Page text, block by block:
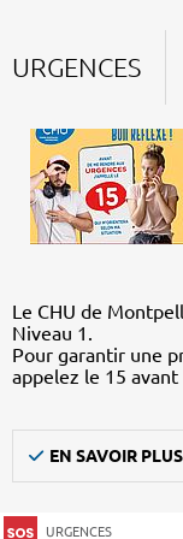
URGENCES
Le CHU de
Niveau 1.
Pour garantir une
appelez le 15
EN SAVOIR PLUS
URGENCES